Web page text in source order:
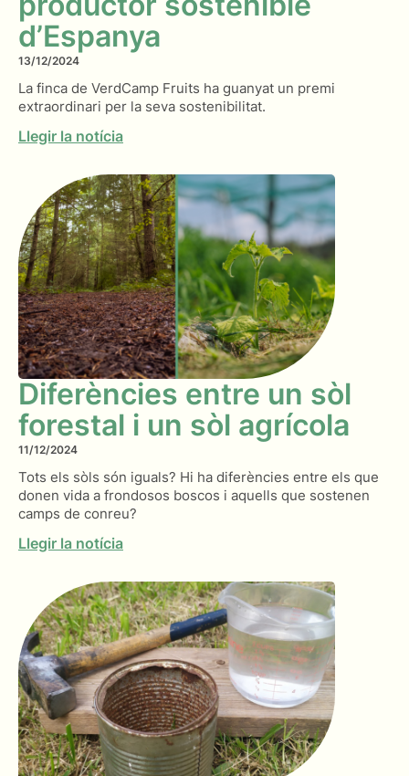
d’Espanya
13/12/2024
La finca de VerdCamp Fruits ha guanyat un premi
extraordinari per la seva sostenibilitat.
Llegir la notícia
Diferències entre un sòl
forestal i un sòl agrícola
11/12/2024
Tots els sòls són iguals? Hi ha diferències entre els que
donen vida a frondosos boscos i aquells que sostenen
camps de conreu?
Llegir la notícia